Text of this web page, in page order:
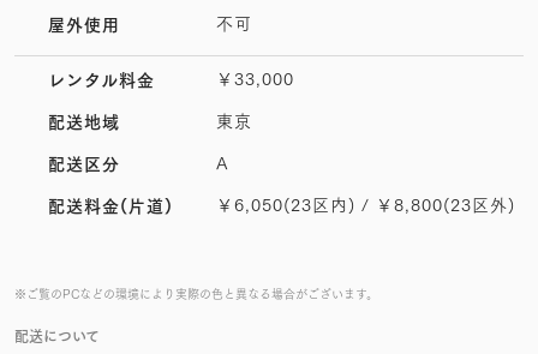
※ご覧のPCなどの環境により実際の色と異なる場合がございます。
配送について
屋外使用 不可
レンタル料金 ￥33,000
配送地域 東京
配送区分 A
配送料金(片道) ￥6,050(23区内) / ￥8,800(23区外)